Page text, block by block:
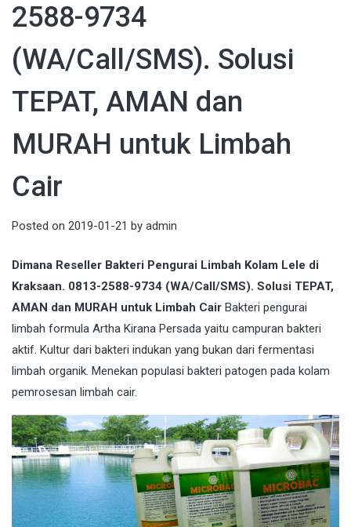
2588-9734
(WA/Call/SMS). Solusi
TEPAT, AMAN dan
MURAH untuk Limbah
Cair
Posted on 2019-01-21 by admin
Dimana Reseller Bakteri Pengurai Limbah Kolam Lele di
Kraksaan. 0813-2588-9734 (WA/Call/SMS). Solusi TEPAT,
AMAN dan MURAH untuk Limbah Cair Bakteri pengurai
limbah formula Artha Kirana Persada yaitu campuran bakteri
aktif. Kultur dari bakteri indukan yang bukan dari fermentasi
limbah organik. Menekan populasi bakteri patogen pada kolam
pemrosesan limbah cair.